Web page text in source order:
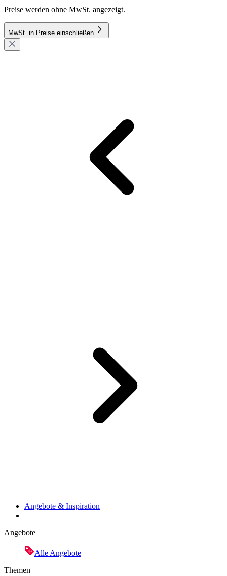
Preise werden ohne MwSt. angezeigt.
MwSt. in Preise einschließen
Angebote & Inspiration
Angebote
Alle Angebote
Themen